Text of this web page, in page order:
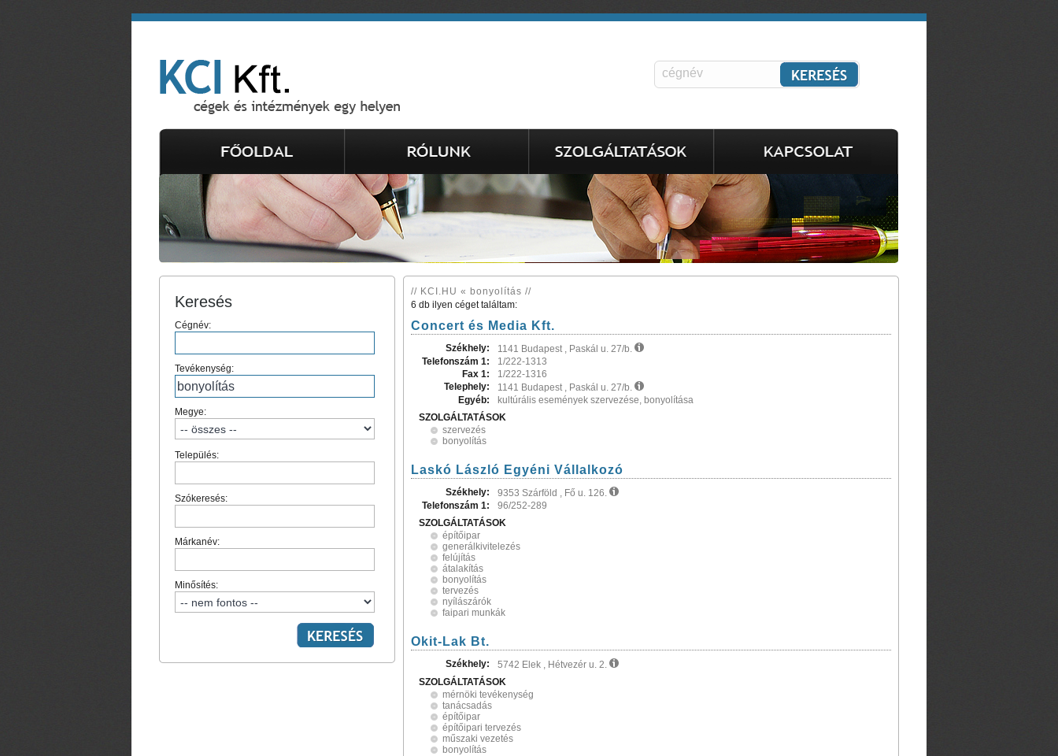
Keresés
Cégnév:
Tevékenység:
Megye:
Település:
Szókeresés:
Márkanév:
Minősítés:
// KCI.HU « bonyolítás //
6 db ilyen céget találtam:
Concert és Media Kft.
Székhely:
1141 Budapest , Paskál u. 27/b.
Telefonszám 1:
1/222-1313
Fax 1:
1/222-1316
Telephely:
1141 Budapest , Paskál u. 27/b.
Egyéb:
kultúrális események szervezése, bonyolítása
SZOLGÁLTATÁSOK
szervezés
bonyolítás
Laskó László Egyéni Vállalkozó
Székhely:
9353 Szárföld , Fő u. 126.
Telefonszám 1:
96/252-289
SZOLGÁLTATÁSOK
építőipar
generálkivitelezés
felújítás
átalakítás
bonyolítás
tervezés
nyílászárók
faipari munkák
Okit-Lak Bt.
Székhely:
5742 Elek , Hétvezér u. 2.
SZOLGÁLTATÁSOK
mérnöki tevékenység
tanácsadás
építőipar
építőipari tervezés
műszaki vezetés
bonyolítás